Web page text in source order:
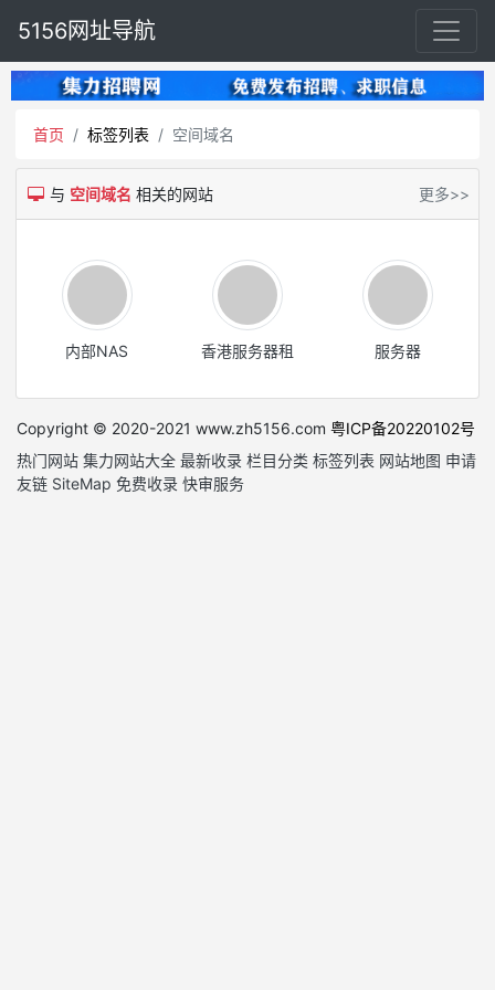
5156网址导航
首页 标签列表 空间域名
与 空间域名 相关的网站 更多>>
内部NAS 香港服务器租 服务器
Copyright © 2020-2021 www.zh5156.com 粤ICP备20220102号
热门网站 集力网站大全 最新收录 栏目分类 标签列表 网站地图 申请
友链 SiteMap 免费收录 快审服务